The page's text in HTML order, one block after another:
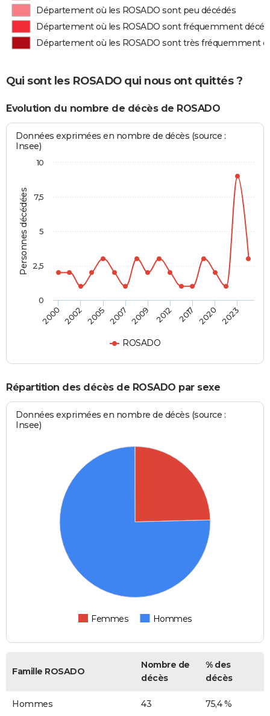
Département où les ROSADO sont peu décédés
Département où les ROSADO sont fréquemment
Département où les ROSADO sont très fréquemment
Qui sont les ROSADO qui nous ont quittés ?
Evolution du nombre de décès de ROSADO
Personnes décédées
Données exprimées en nombre de décès (source :
Insee)
ROSADO
2000 2002 2005 2007 2009 2012 2017 2020 2023
0
2,5
5
7,5
10
Répartition des décès de ROSADO par sexe
Données exprimées en nombre de décès (source :
Insee)
Femmes Hommes
Famille ROSADO
Nombre de
décès
% des
décès
Hommes 43 75,4 %